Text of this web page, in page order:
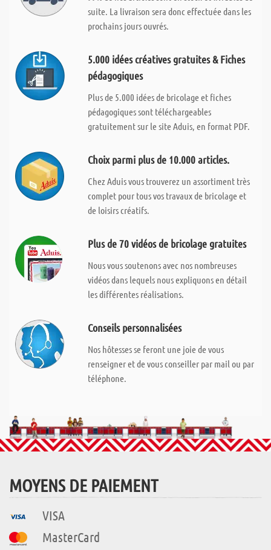
suite. La livraison sera donc effectuée dans les
prochains jours ouvrés.
5.000 idées créatives gratuites & Fiches
pédagogiques
Plus de 5.000 idées de bricolage et fiches
pédagogiques sont téléchargeables
gratuitement sur le site Aduis, en format PDF.
Choix parmi plus de 10.000 articles.
Chez Aduis vous trouverez un assortiment très
complet pour tous vos travaux de bricolage et
de loisirs créatifs.
Plus de 70 vidéos de bricolage gratuites
Nous vous soutenons avec nos nombreuses
vidéos dans lequels nous expliquons en détail
les différentes réalisations.
Conseils personnalisées
Nos hôtesses se feront une joie de vous
renseigner et de vous conseiller par mail ou par
téléphone.
MOYENS DE PAIEMENT
VISA
MasterCard